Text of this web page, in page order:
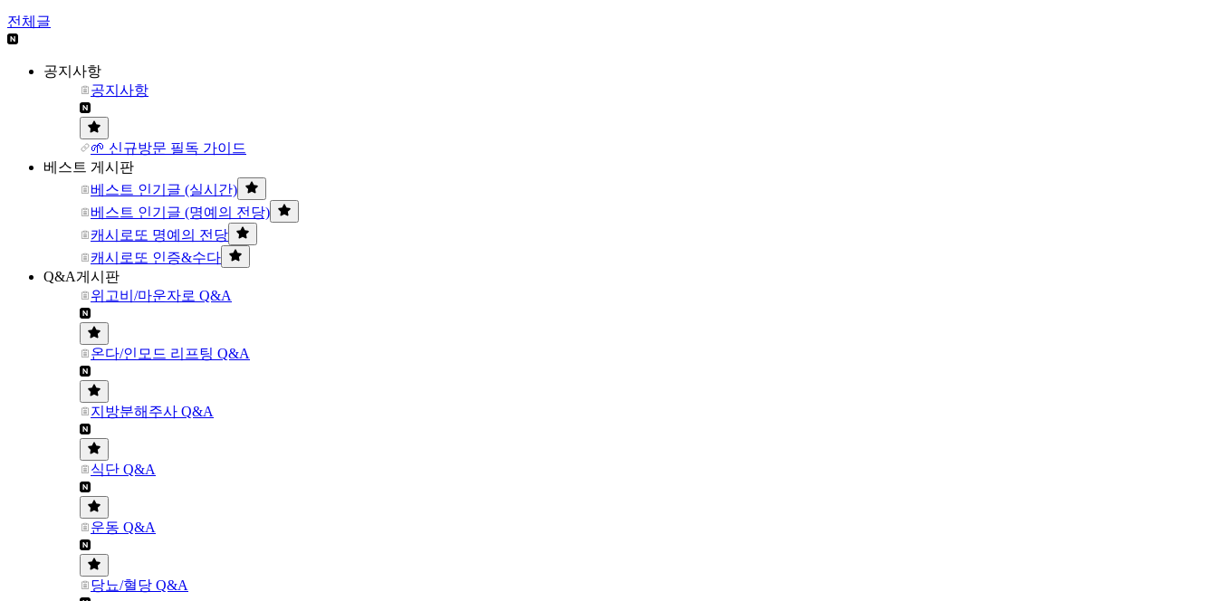
전체글
공지사항
공지사항
🌱 신규방문 필독 가이드
베스트 게시판
베스트 인기글 (실시간)
베스트 인기글 (명예의 전당)
캐시로또 명예의 전당
캐시로또 인증&수다
Q&A게시판
위고비/마운자로 Q&A
온다/인모드 리프팅 Q&A
지방분해주사 Q&A
식단 Q&A
운동 Q&A
당뇨/혈당 Q&A